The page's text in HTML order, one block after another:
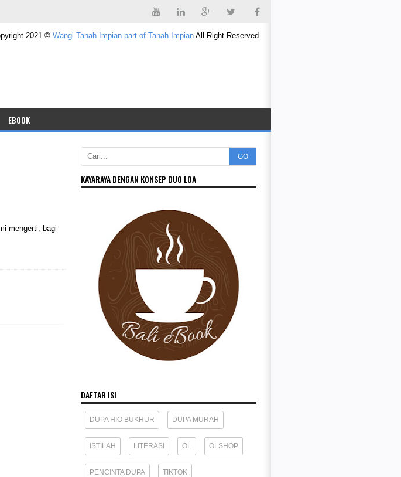
2021 © Wangi Tanah Impian part of Tanah Impian All Right Reserved
EBOOK
mengerti, bagi
GO
KAYARAYA DENGAN KONSEP DUO LOA
DAFTAR ISI
DUPA HIO BUKHUR DUPA MURAH
ISTILAH LITERASI OL OLSHOP
PENCINTA DUPA TIKTOK